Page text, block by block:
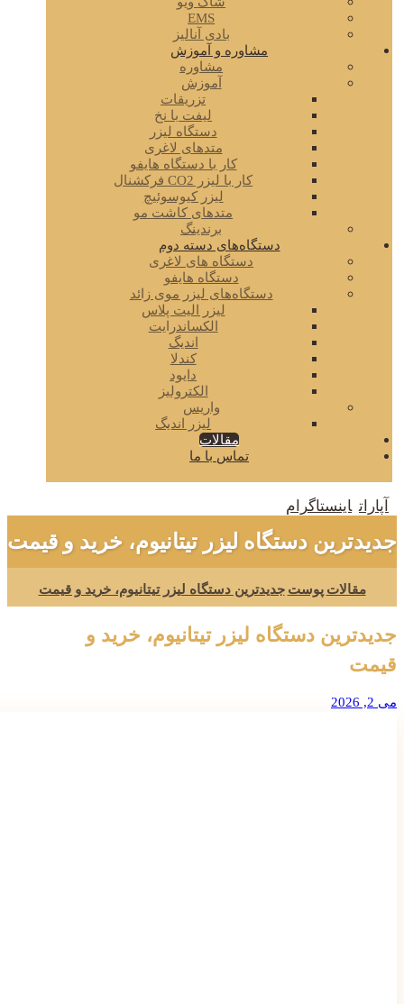
EMS
بادی آنالیز
مشاوره و آموزش
مشاوره
آموزش
تزریقات
لیفت با نخ
دستگاه لیزر
متدهای لاغری
کار با دستگاه هایفو
کار با لیزر CO2 فرکشنال
لیزر کیوسوئیچ
متدهای کاشت مو
برندینگ
دستگاه‌های دسته دوم
دستگاه های لاغری
دستگاه هایفو
دستگاه‌های لیزر موی زائد
لیزر الیت پلاس
الکساندرایت
اندیگ
کندلا
دایود
الکترولیز
واریس
لیزر اندیگ
مقالات
تماس با ما
آپارات اینستاگرام
جدیدترین دستگاه لیزر تیتانیوم، خرید و قیمت
مقالات پوست جدیدترین دستگاه لیزر تیتانیوم، خرید و قیمت
جدیدترین دستگاه لیزر تیتانیوم، خرید و
قیمت
می 2, 2026